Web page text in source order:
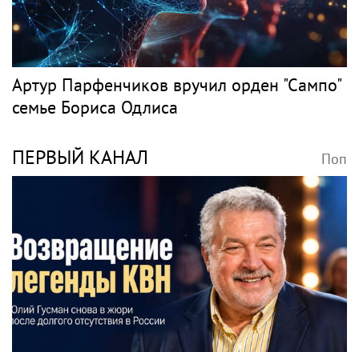
Артур Парфенчиков вручил орден "Сампо"
семье Бориса Одлиса
ПЕРВЫЙ КАНАЛ Поп